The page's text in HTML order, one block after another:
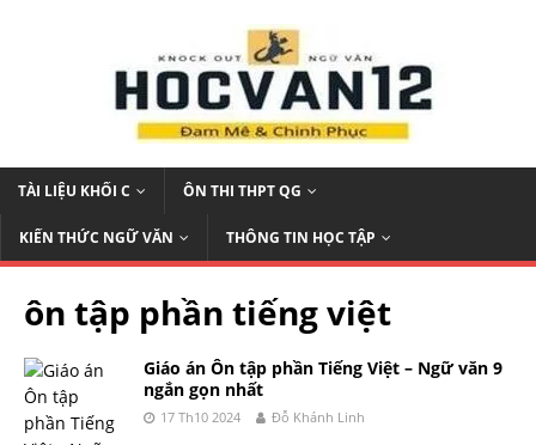
TÀI LIỆU KHỐI C ÔN THI THPT QG
KIẾN THỨC NGỮ VĂN THÔNG TIN HỌC TẬP
ôn tập phần tiếng việt
Giáo án Ôn tập phần Tiếng Việt – Ngữ văn 9
ngắn gọn nhất
17 Th10 2024 Đỗ Khánh Linh